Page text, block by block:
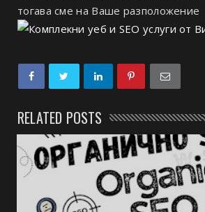
тогава сме на Ваше разположение
RELATED POSTS